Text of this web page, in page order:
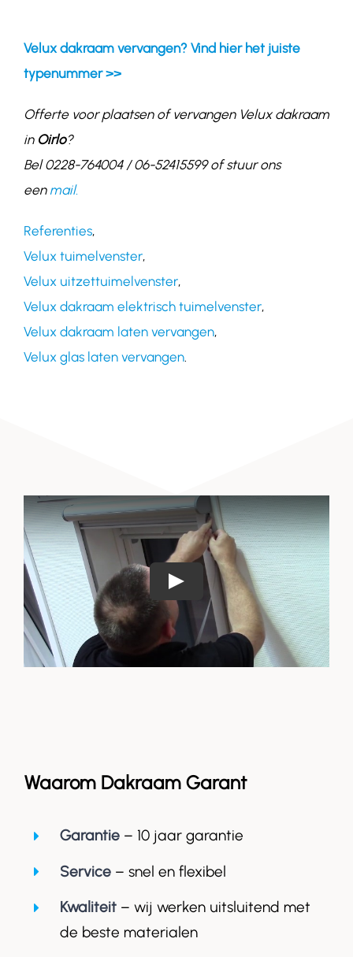
Velux dakraam vervangen? Vind hier het juiste
typenummer >>
Offerte voor plaatsen of vervangen Velux dakraam
in Oirlo?
Bel 0228-764004 / 06-52415599 of stuur ons
een mail.
Referenties,
Velux tuimelvenster,
Velux uitzettuimelvenster,
Velux dakraam elektrisch tuimelvenster,
Velux dakraam laten vervangen,
Velux glas laten vervangen.
Waarom Dakraam Garant
Garantie– 10 jaar garantie
Service – snel en flexibel
Kwaliteit– wij werken uitsluitend met
de beste materialen